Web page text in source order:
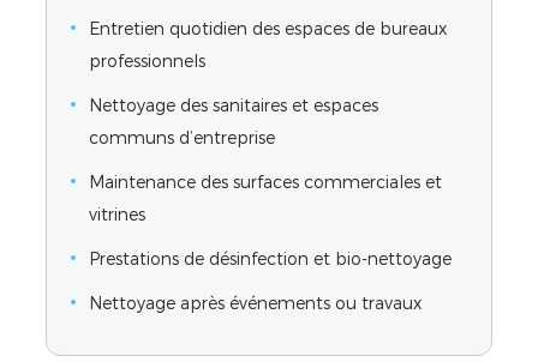
Entretien quotidien des espaces de bureaux
professionnels
Nettoyage des sanitaires et espaces
communs d’entreprise
Maintenance des surfaces commerciales et
vitrines
Prestations de désinfection et bio-nettoyage
Nettoyage après événements ou travaux